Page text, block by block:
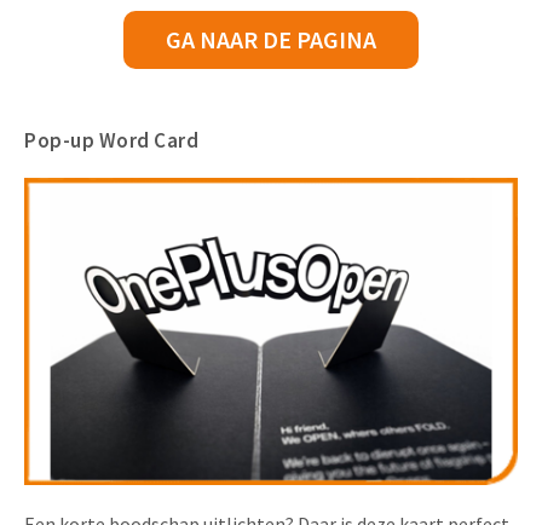
GA NAAR DE PAGINA
Pop-up Word Card